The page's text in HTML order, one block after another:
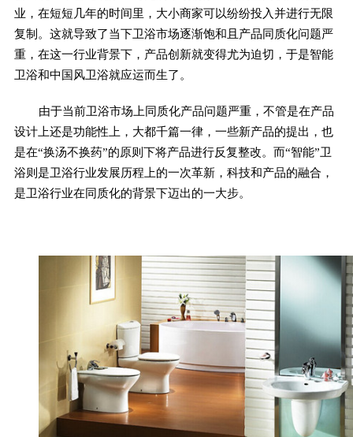
业，在短短几年的时间里，大小商家可以纷纷投入并进行无限
复制。这就导致了当下卫浴市场逐渐饱和且产品同质化问题严
重，在这一行业背景下，产品创新就变得尤为迫切，于是智能
卫浴和中国风卫浴就应运而生了。
由于当前卫浴市场上同质化产品问题严重，不管是在产品
设计上还是功能性上，大都千篇一律，一些新产品的提出，也
是在“换汤不换药”的原则下将产品进行反复整改。而“智能”卫
浴则是卫浴行业发展历程上的一次革新，科技和产品的融合，
是卫浴行业在同质化的背景下迈出的一大步。